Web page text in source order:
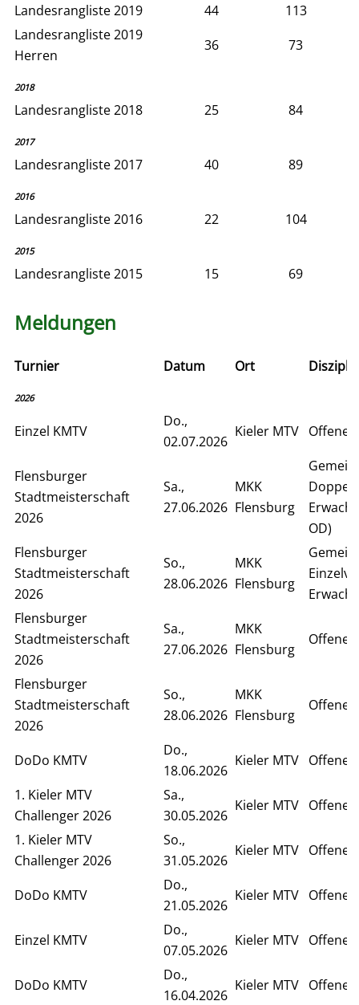
Landesrangliste 2019 44
113
Landesrangliste 2019
Herren
36 73
2018
Landesrangliste 2018 25 84
2017
Landesrangliste 2017 40 89
2016
Landesrangliste 2016 22 104
2015
Landesrangliste 2015 15 69
Meldungen
Turnier Datum Ort Disziplin
2026
Einzel KMTV
Do.,
02.07.2026
Kieler MTV Offenes
Flensburger
Stadtmeisterschaft
2026
Sa.,
27.06.2026
MKK
Flensburg
OD)
Flensburger
Stadtmeisterschaft
2026
So.,
28.06.2026
MKK
Flensburg
Flensburger
Stadtmeisterschaft
2026
Sa.,
27.06.2026
MKK
Flensburg
Flensburger
Stadtmeisterschaft
2026
So.,
28.06.2026
MKK
Flensburg
Offenes
DoDo KMTV
Do.,
18.06.2026
Kieler MTV
1. Kieler MTV
Challenger 2026
Sa.,
30.05.2026
Kieler MTV
1. Kieler MTV
Challenger 2026
So.,
31.05.2026
Kieler MTV Offenes
DoDo KMTV
Do.,
21.05.2026
Kieler MTV
Einzel KMTV
Do.,
07.05.2026
Kieler MTV Offenes
DoDo KMTV
Do.,
16.04.2026
Kieler MTV